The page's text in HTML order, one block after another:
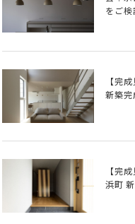
をご
【完
新築完
【完
浜町